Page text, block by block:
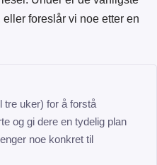
foreslår vi noe etter en
tre uker) for å forstå
og gi dere en tydelig plan
noe konkret til